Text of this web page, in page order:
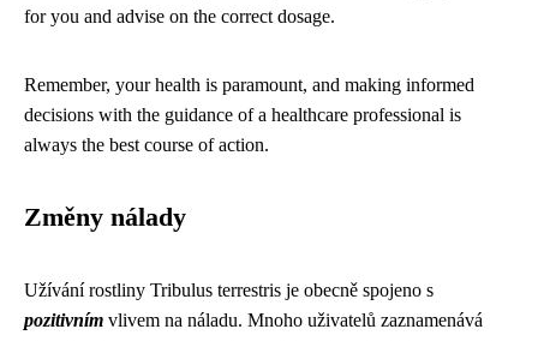
for you and advise on the correct dosage.
Remember, your health is paramount, and making informed
decisions with the guidance of a healthcare professional is
always the best course of action.
Změny nálady
Užívání rostliny Tribulus terrestris je obecně spojeno s
pozitivním vlivem na náladu. Mnoho uživatelů zaznamenává